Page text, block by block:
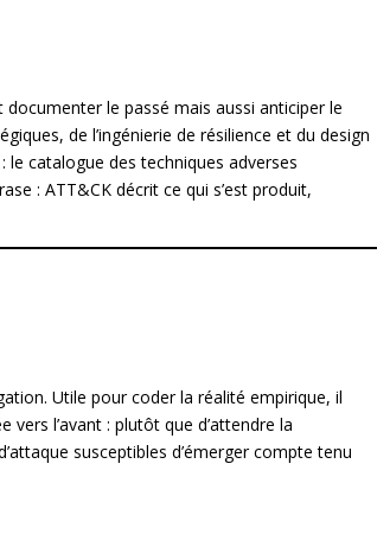
le passé mais aussi anticiper le
de l’ingénierie de résilience et du design
catalogue des techniques adverses
: ATT&CK décrit ce qui s’est produit,
Utile pour coder la réalité empirique, il
l’avant : plutôt que d’attendre la
susceptibles d’émerger compte tenu